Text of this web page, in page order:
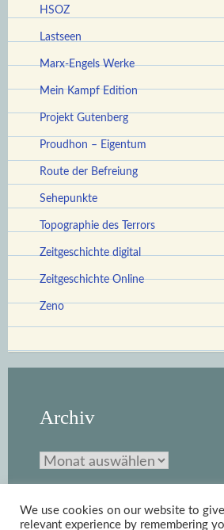
HSOZ
Lastseen
Marx-Engels Werke
Mein Kampf Edition
Projekt Gutenberg
Proudhon – Eigentum
Route der Befreiung
Sehepunkte
Topographie des Terrors
Zeitgeschichte digital
Zeitgeschichte Online
Zeno
Archiv
Archiv
We use cookies on our website to
relevant experience by remembering